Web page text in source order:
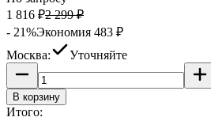
1 816 ₽2 299 ₽
- 21%Экономия 483 ₽
Москва:
Уточняйте
В корзину
Итого: